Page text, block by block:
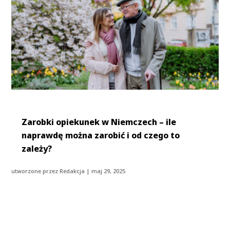
Zarobki opiekunek w Niemczech – ile
naprawdę można zarobić i od czego to
zależy?
utworzone przezRedakcja |maj 29, 2025